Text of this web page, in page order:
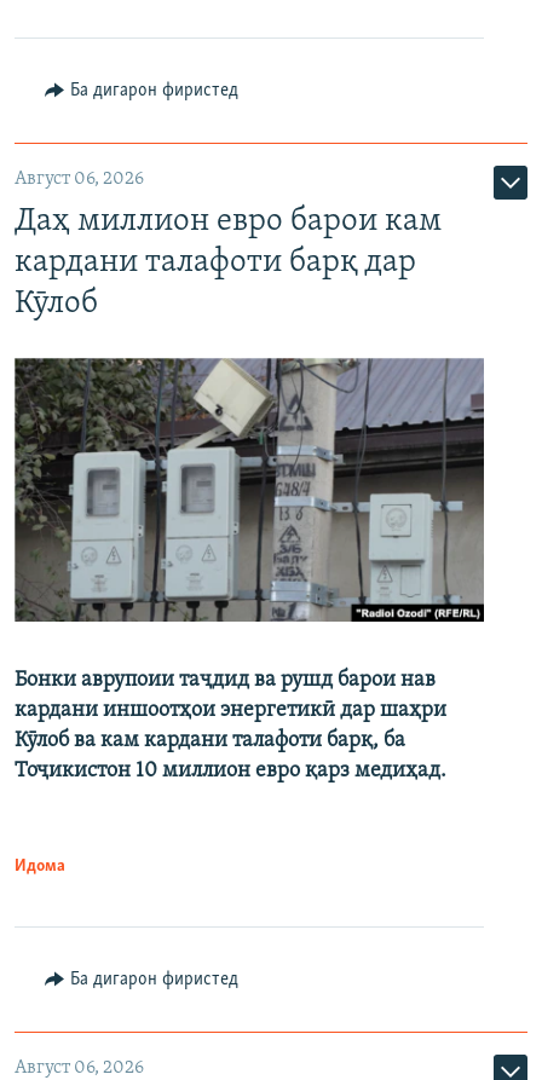
Ба дигарон фиристед
Август 06, 2026
Даҳ миллион евро барои кам
кардани талафоти барқ дар
Кӯлоб
Бонки аврупоии таҷдид ва рушд барои нав
кардани иншоотҳои энергетикӣ дар шаҳри
Кӯлоб ва кам кардани талафоти барқ, ба
Тоҷикистон 10 миллион евро қарз медиҳад.
Идома
Ба дигарон фиристед
Август 06, 2026